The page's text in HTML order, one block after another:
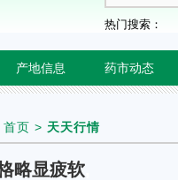
热门搜索：
产地信息 药市动态
首页 > 天天行情
略显疲软